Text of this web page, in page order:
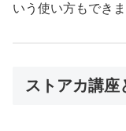
いう使い方もできま
ストアカ講座